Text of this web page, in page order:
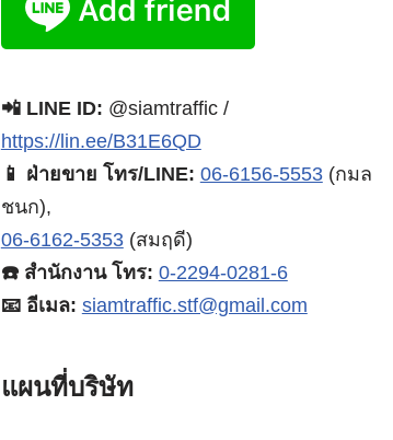
📲 LINE ID: @siamtraffic /
https://lin.ee/B31E6QD
📱 ฝ่ายขาย โทร/LINE: 06-6156-5553(กมล
ชนก),
06-6162-5353(สมฤดี)
☎️ สำนักงาน โทร: 0-2294-0281-6
📧 อีเมล: siamtraffic.stf@gmail.com
แผนที่บริษัท